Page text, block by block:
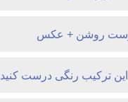
روشن + عکس
این ترکیب رنگی درست کنید